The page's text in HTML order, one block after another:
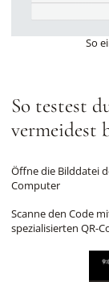
So
So testest
vermeidest
Öffne die Bilddatei
Computer
Scanne den Code
spezialisierten QR-